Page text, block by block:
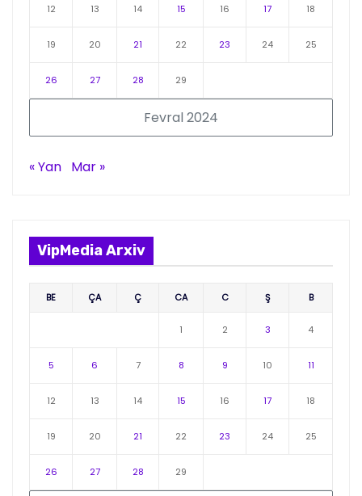
Fevral 2024
12 13 14 15 16 17 18
19 20 21 22 23 24 25
26 27 28 29
« Yan Mar »
VipMedia Arxiv
BE ÇA Ç CA C Ş B
1 2 3 4
5 6 7 8 9 10 11
12 13 14 15 16 17 18
19 20 21 22 23 24 25
26 27 28 29